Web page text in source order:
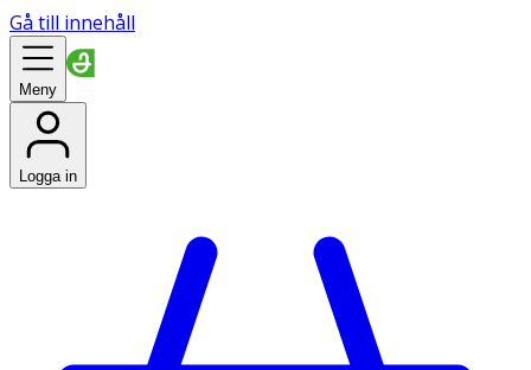
Gå till innehåll
Meny
Logga in